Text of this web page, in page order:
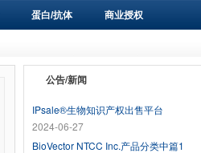
蛋白/抗体 商业授权
公告/新闻
IPsale®生物知识产权出售平台
2024-06-27
BioVector NTCC Inc.产品分类中篇1